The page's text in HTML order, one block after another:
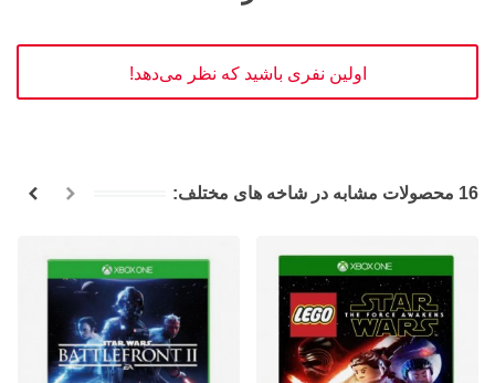
اولین نفری باشید که نظر می‌دهد!
16 محصولات مشابه در شاخه های مختلف: